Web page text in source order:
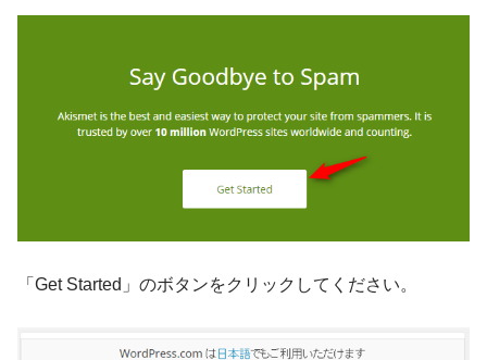
「Get Started」のボタンをクリックしてください。